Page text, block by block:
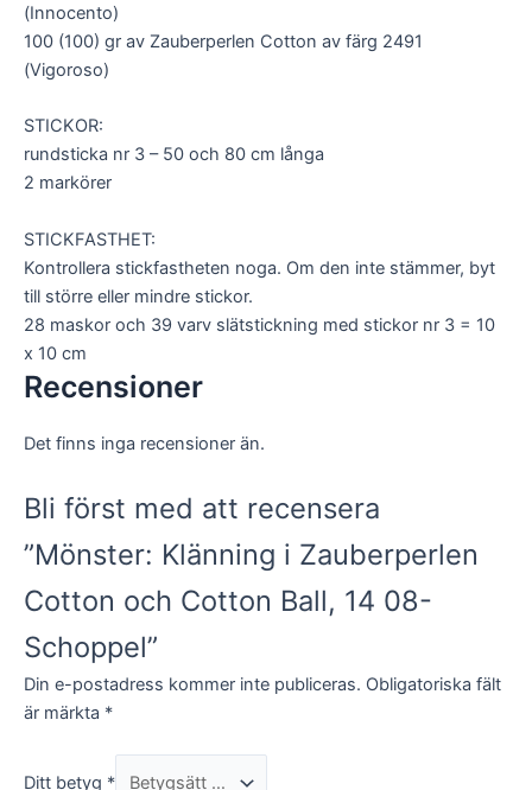
(Innocento)
100 (100) gr av Zauberperlen Cotton av färg 2491
(Vigoroso)
STICKOR:
rundsticka nr 3 – 50 och 80 cm långa
2 markörer
STICKFASTHET:
Kontrollera stickfastheten noga. Om den inte stämmer, byt
till större eller mindre stickor.
28 maskor och 39 varv slätstickning med stickor nr 3 = 10
x 10 cm
Recensioner
Det finns inga recensioner än.
Bli först med att recensera
”Mönster: Klänning i Zauberperlen
Cotton och Cotton Ball, 14 08-
Schoppel”
Din e-postadress kommer inte publiceras. Obligatoriska fält
är märkta *
Ditt betyg *